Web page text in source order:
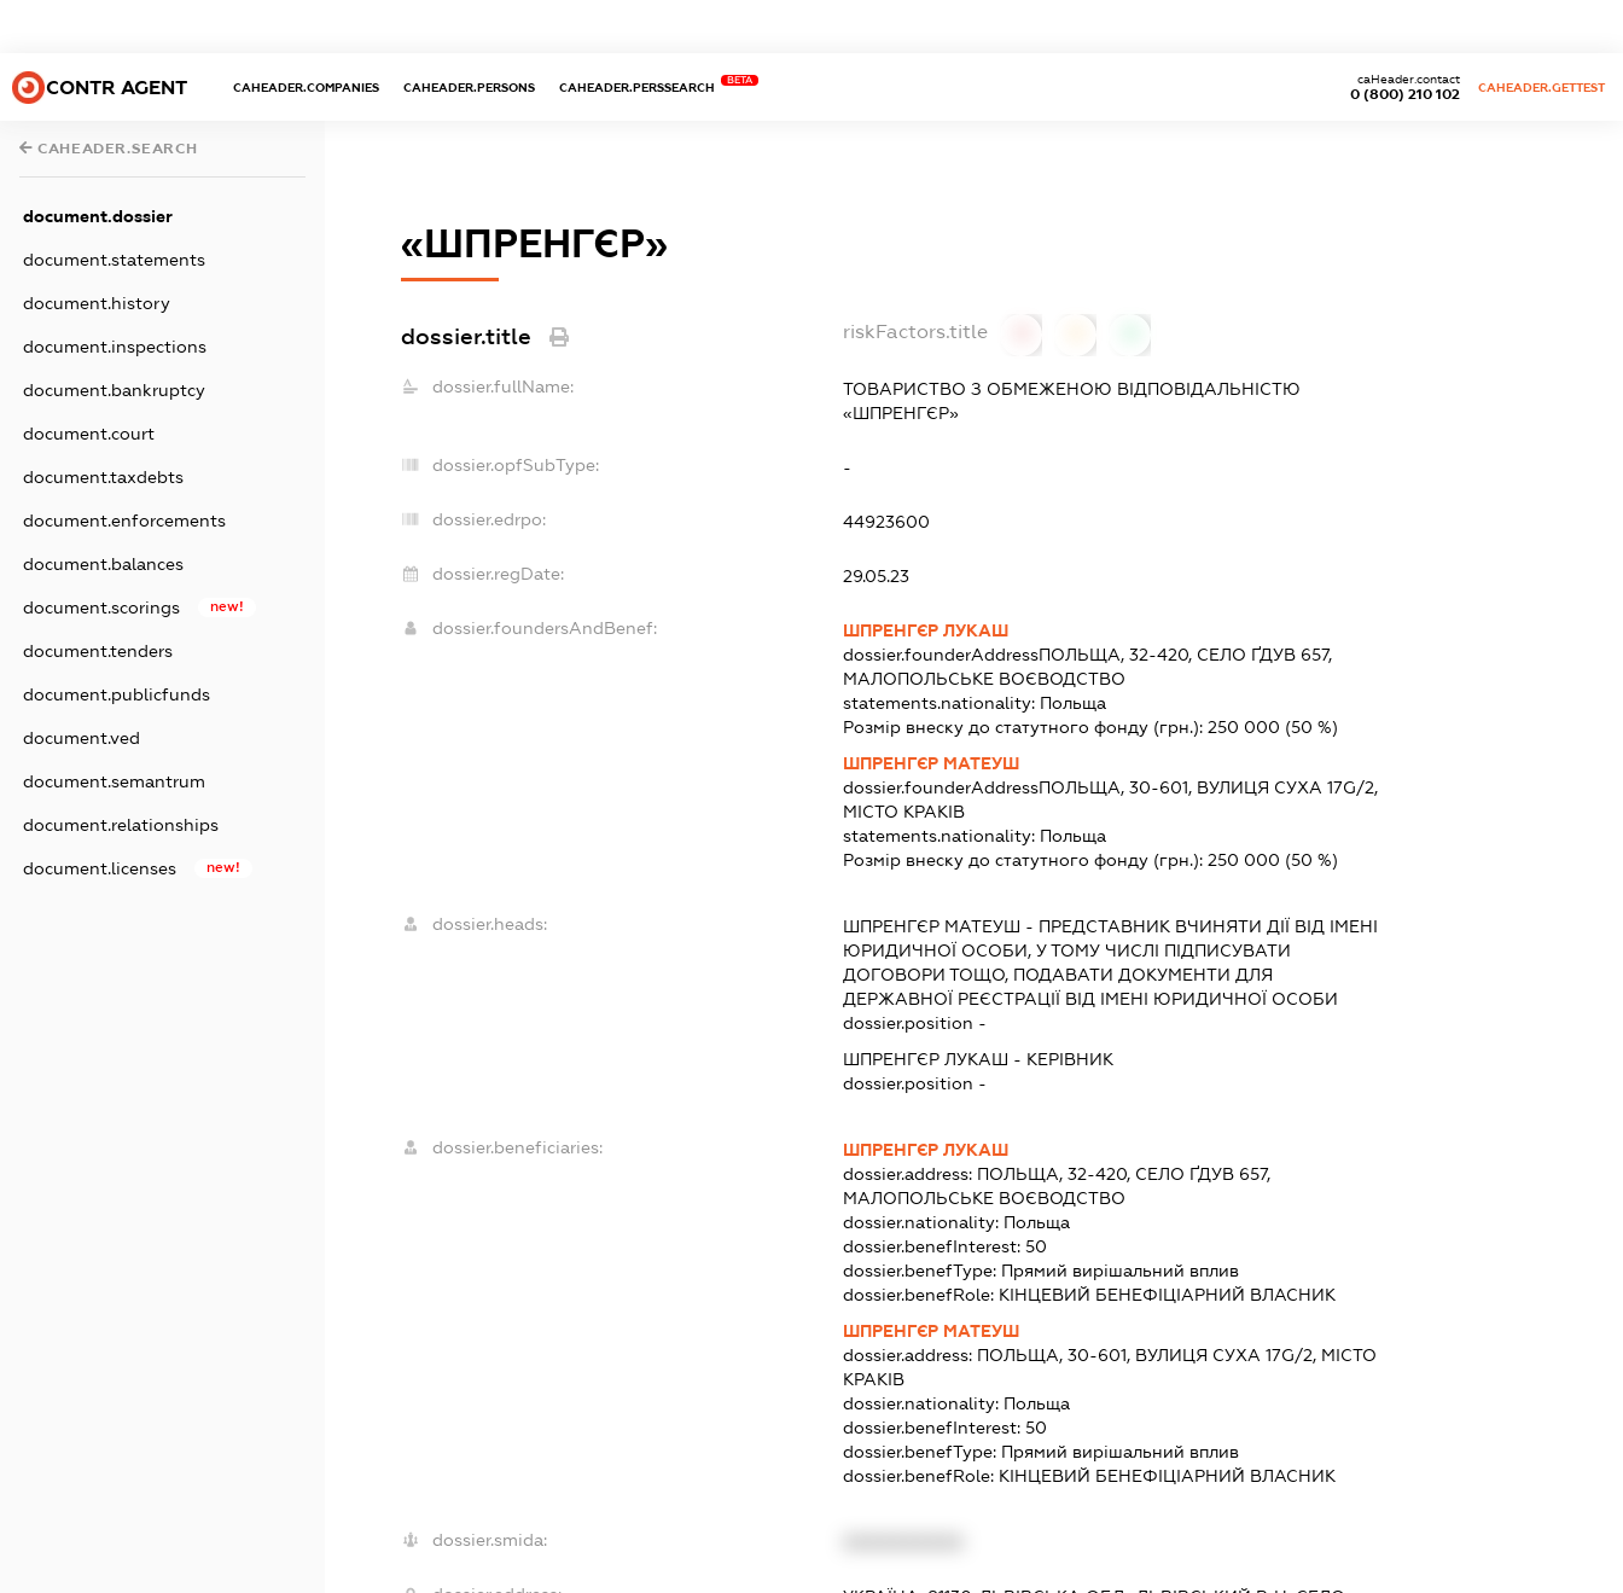
CONTR AGENT CAHEADER.COMPANIES CAHEADER.PERSONS CAHEADER.PERSSEARCH
BETA
0 (800) 210 102
caHeader.contact
CAHEADER.GETTEST
CAHEADER.SEARCH
document.dossier
document.statements
document.history
document.inspections
document.bankruptcy
document.court
document.taxdebts
document.enforcements
document.balances
document.scorings new!
document.tenders
document.publicfunds
document.ved
document.semantrum
document.relationships
document.licenses new!
«ШПРЕНГЄР»
dossier.title riskFactors.title
dossier.fullName:
ТОВАРИСТВО З ОБМЕЖЕНОЮ ВІДПОВІДАЛЬНІСТЮ
«ШПРЕНГЄР»
dossier.opfSubType: -
dossier.edrpo: 44923600
dossier.regDate: 29.05.23
dossier.foundersAndBenef:
ШПРЕНГЄР ЛУКАШ
dossier.founderAddressПОЛЬЩА, 32-420, СЕЛО ҐДУВ 657,
МАЛОПОЛЬСЬКЕ ВОЄВОДСТВО
statements.nationality: Польща
Розмір внеску до статутного фонду (грн.):250 000 (50 %)
ШПРЕНГЄР МАТЕУШ
dossier.founderAddressПОЛЬЩА, 30-601, ВУЛИЦЯ СУХА 17G/2,
МІСТО КРАКІВ
statements.nationality: Польща
Розмір внеску до статутного фонду (грн.):250 000 (50 %)
dossier.heads: ШПРЕНГЄР МАТЕУШ - ПРЕДСТАВНИК ВЧИНЯТИ ДІЇ ВІД ІМЕНІ
ЮРИДИЧНОЇ ОСОБИ, У ТОМУ ЧИСЛІ ПІДПИСУВАТИ
ДОГОВОРИ ТОЩО, ПОДАВАТИ ДОКУМЕНТИ ДЛЯ
ДЕРЖАВНОЇ РЕЄСТРАЦІЇ ВІД ІМЕНІ ЮРИДИЧНОЇ ОСОБИ
dossier.position -
ШПРЕНГЄР ЛУКАШ - КЕРІВНИК
dossier.position -
dossier.beneficiaries:
ШПРЕНГЄР ЛУКАШ
dossier.address: ПОЛЬЩА, 32-420, СЕЛО ҐДУВ 657,
МАЛОПОЛЬСЬКЕ ВОЄВОДСТВО
dossier.nationality: Польща
dossier.benefInterest:50
dossier.benefType: Прямий вирішальний вплив
dossier.benefRole: КІНЦЕВИЙ БЕНЕФІЦІАРНИЙ ВЛАСНИК
ШПРЕНГЄР МАТЕУШ
dossier.address: ПОЛЬЩА, 30-601, ВУЛИЦЯ СУХА 17G/2, МІСТО
КРАКІВ
dossier.nationality: Польща
dossier.benefInterest:50
dossier.benefType: Прямий вирішальний вплив
dossier.benefRole: КІНЦЕВИЙ БЕНЕФІЦІАРНИЙ ВЛАСНИК
dossier.smida: